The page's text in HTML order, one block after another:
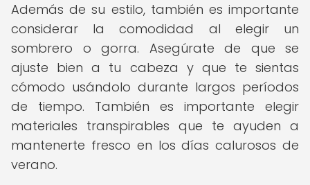
Además de su estilo, también es importante
considerar la comodidad al elegir un
sombrero o gorra. Asegúrate de que se
ajuste bien a tu cabeza y que te sientas
cómodo usándolo durante largos períodos
de tiempo. También es importante elegir
materiales transpirables que te ayuden a
mantenerte fresco en los días calurosos de
verano.